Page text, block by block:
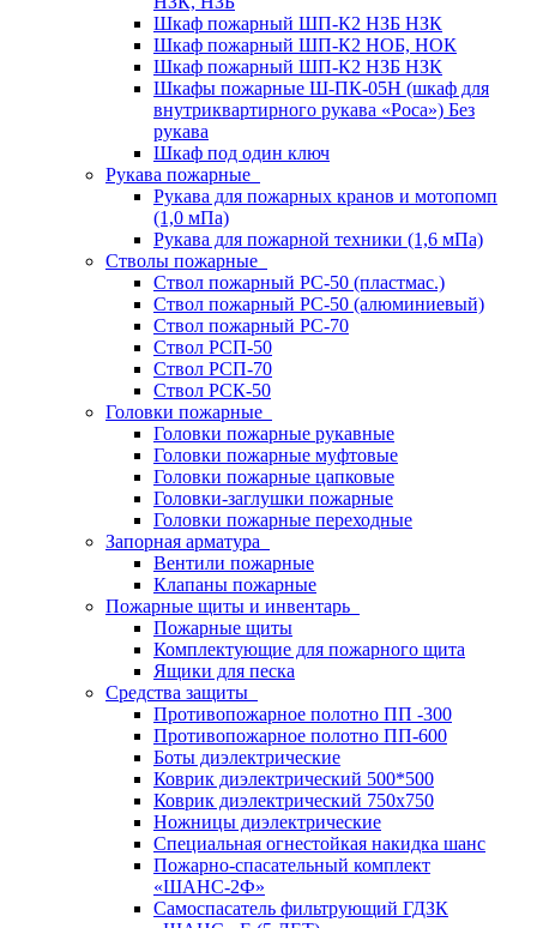
Шкаф пожарный ШП-К2 НЗБ НЗК
Шкаф пожарный ШП-К2 НОБ, НОК
Шкаф пожарный ШП-К2 НЗБ НЗК
Шкафы пожарные Ш-ПК-05Н (шкаф для
внутриквартирного рукава «Роса») Без
рукава
Шкаф под один ключ
Рукава пожарные
Рукава для пожарных кранов и мотопомп
(1,0 мПа)
Рукава для пожарной техники (1,6 мПа)
Стволы пожарные
Ствол пожарный РС-50 (пластмас.)
Ствол пожарный РС-50 (алюминиевый)
Ствол пожарный РС-70
Ствол РСП-50
Ствол РСП-70
Ствол РСК-50
Головки пожарные
Головки пожарные рукавные
Головки пожарные муфтовые
Головки пожарные цапковые
Головки-заглушки пожарные
Головки пожарные переходные
Запорная арматура
Вентили пожарные
Клапаны пожарные
Пожарные щиты и инвентарь
Пожарные щиты
Комплектующие для пожарного щита
Ящики для песка
Средства защиты
Противопожарное полотно ПП -300
Противопожарное полотно ПП-600
Боты диэлектрические
Коврик диэлектрический 500*500
Коврик диэлектрический 750х750
Ножницы диэлектрические
Специальная огнестойкая накидка шанс
Пожарно-спасательный комплект
«ШАНС-2Ф»
Самоспасатель фильтрующий ГДЗК